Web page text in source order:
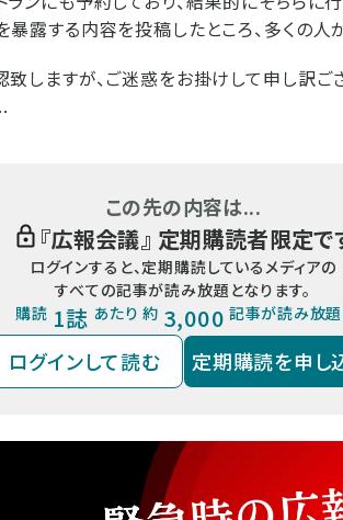
露する内容を投稿したところ、多くの人
しますが、ご迷惑をお掛けして申し訳ご
この先の内容は...
『広報会議』 定期購読者限定で
ログインすると、定期購読しているメディアの
すべての記事が読み放題となります。
購読 1誌 あたり 約 3,000 記事が読み放題
ログインして読む 定期購読を申し